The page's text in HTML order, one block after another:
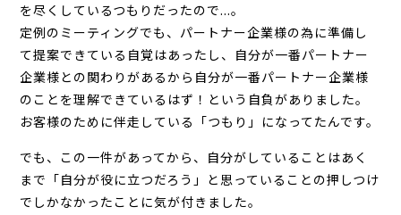
を尽くしているつもりだったので…。
定例のミーティングでも、パートナー企業様の為に準備し
て提案できている自覚はあったし、自分が一番パートナー
企業様との関わりがあるから自分が一番パートナー企業様
のことを理解できているはず！という自負がありました。
お客様のために伴走している「つもり」になってたんです。
でも、この一件があってから、自分がしていることはあく
まで「自分が役に立つだろう」と思っていることの押しつけ
でしかなかったことに気が付きました。